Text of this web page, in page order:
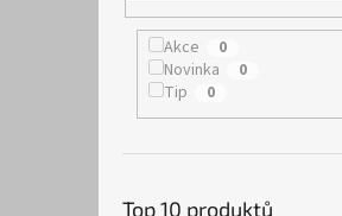
Akce 0
Novinka 0
Tip 0
Top 10 produktů